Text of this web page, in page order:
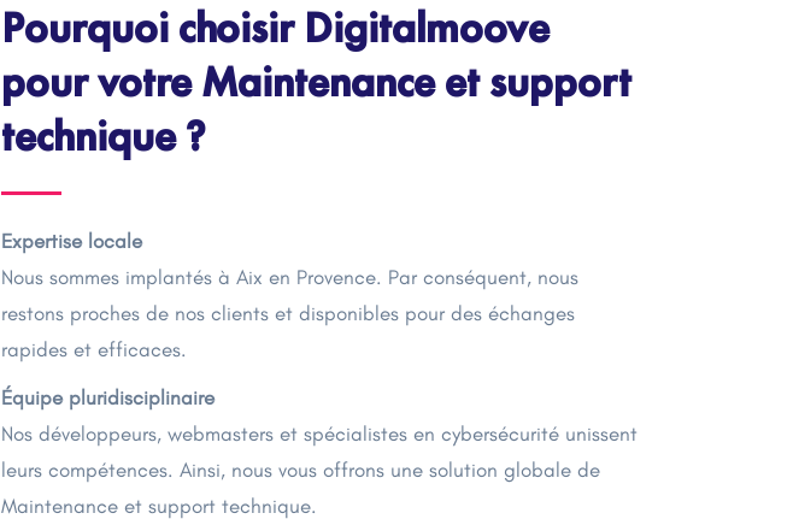
Pourquoi choisir Digitalmoove
pour votre Maintenance et support
technique ?
Expertise locale
Nous sommes implantés à Aix en Provence. Par conséquent, nous
restons proches de nos clients et disponibles pour des échanges
rapides et efficaces.
Équipe pluridisciplinaire
Nos développeurs, webmasters et spécialistes en cybersécurité unissent
leurs compétences. Ainsi, nous vous offrons une solution globale de
Maintenance et support technique.